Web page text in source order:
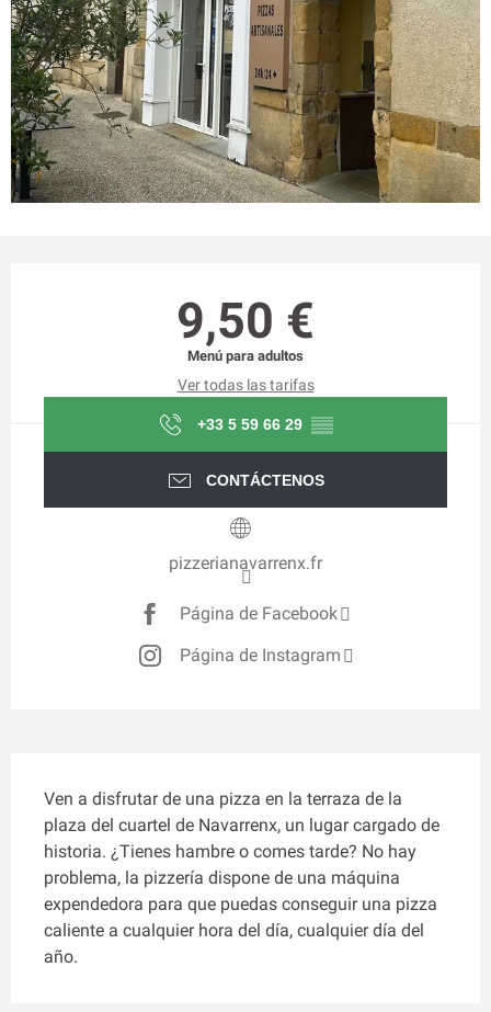
9,50 €
Menú para adultos
Ver todas las tarifas
+33 5 59 66 29 ▒▒
CONTÁCTENOS
pizzerianavarrenx.fr
Página de Facebook
Página de Instagram
Ven a disfrutar de una pizza en la terraza de la
plaza del cuartel de Navarrenx, un lugar cargado de
historia. ¿Tienes hambre o comes tarde? No hay
problema, la pizzería dispone de una máquina
expendedora para que puedas conseguir una pizza
caliente a cualquier hora del día, cualquier día del
año.